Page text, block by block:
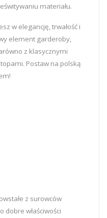
materiału.
w elegancję, trwałość i
element garderoby,
z klasycznymi
Postaw na polską
z surowców
dobre właściwości